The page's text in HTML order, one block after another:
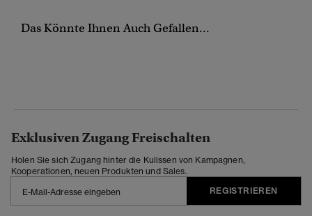
Das Könnte Ihnen Auch Gefallen...
Exklusiven Zugang Freischalten
Holen Sie sich Zugang hinter die Kulissen von Kampagnen,
Kooperationen, neuen Produkten und Sales.
REGISTRIEREN